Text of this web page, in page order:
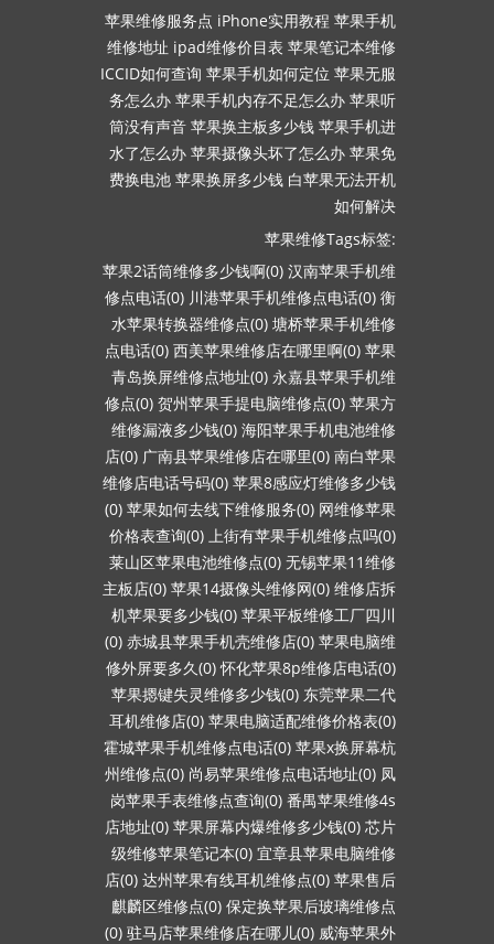
苹果维修服务点 iPhone实用教程 苹果手机
维修地址 ipad维修价目表 苹果笔记本维修
ICCID如何查询 苹果手机如何定位 苹果无服
务怎么办 苹果手机内存不足怎么办 苹果听
筒没有声音 苹果换主板多少钱 苹果手机进
水了怎么办 苹果摄像头坏了怎么办 苹果免
费换电池 苹果换屏多少钱 白苹果无法开机
如何解决
苹果维修Tags标签:
苹果2话筒维修多少钱啊(0) 汉南苹果手机维
修点电话(0) 川港苹果手机维修点电话(0) 衡
水苹果转换器维修点(0) 塘桥苹果手机维修
点电话(0) 西美苹果维修店在哪里啊(0) 苹果
青岛换屏维修点地址(0) 永嘉县苹果手机维
修点(0) 贺州苹果手提电脑维修点(0) 苹果方
维修漏液多少钱(0) 海阳苹果手机电池维修
店(0) 广南县苹果维修店在哪里(0) 南白苹果
维修店电话号码(0) 苹果8感应灯维修多少钱
(0) 苹果如何去线下维修服务(0) 网维修苹果
价格表查询(0) 上街有苹果手机维修点吗(0)
莱山区苹果电池维修点(0) 无锡苹果11维修
主板店(0) 苹果14摄像头维修网(0) 维修店拆
机苹果要多少钱(0) 苹果平板维修工厂四川
(0) 赤城县苹果手机壳维修店(0) 苹果电脑维
修外屏要多久(0) 怀化苹果8p维修店电话(0)
苹果摁键失灵维修多少钱(0) 东莞苹果二代
耳机维修店(0) 苹果电脑适配维修价格表(0)
霍城苹果手机维修点电话(0) 苹果x换屏幕杭
州维修点(0) 尚易苹果维修点电话地址(0) 凤
岗苹果手表维修点查询(0) 番禺苹果维修4s
店地址(0) 苹果屏幕内爆维修多少钱(0) 芯片
级维修苹果笔记本(0) 宜章县苹果电脑维修
店(0) 达州苹果有线耳机维修点(0) 苹果售后
麒麟区维修点(0) 保定换苹果后玻璃维修点
(0) 驻马店苹果维修店在哪儿(0) 威海苹果外